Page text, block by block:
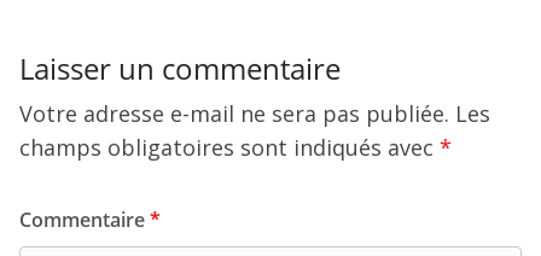
Laisser un commentaire
Votre adresse e-mail ne sera pas publiée. Les
champs obligatoires sont indiqués avec *
Commentaire*